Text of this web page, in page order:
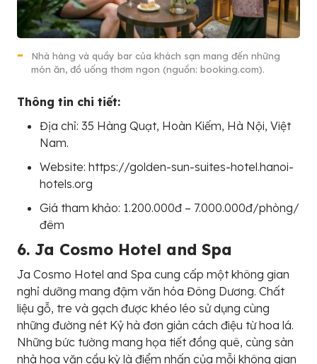
Nhà hàng và quầy bar của khách sạn mang đến những
món ăn, đồ uống thơm ngon (nguồn: booking.com).
Thông tin chi tiết:
Địa chỉ: 35 Hàng Quạt, Hoàn Kiếm, Hà Nội, Việt
Nam.
Website: https://golden-sun-suites-hotel.hanoi-
hotels.org
Giá tham khảo: 1.200.000đ – 7.000.000đ/phòng/
đêm
6. Ja Cosmo Hotel and Spa
Ja Cosmo Hotel and Spa cung cấp một không gian
nghỉ dưỡng mang đậm văn hóa Đông Dương. Chất
liệu gỗ, tre và gạch được khéo léo sử dụng cùng
những đường nét Kỷ hà đơn giản cách điệu từ hoa lá.
Những bức tường mang họa tiết đồng quê, cùng sàn
nhà hoa văn cầu kỳ là điểm nhấn của mỗi không gian